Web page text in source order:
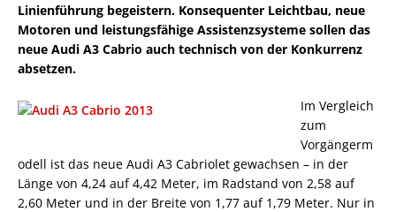
Linienführung begeistern. Konsequenter Leichtbau, neue
Motoren und leistungsfähige Assistenzsysteme sollen das
neue Audi A3 Cabrio auch technisch von der Konkurrenz
absetzen.
Im Vergleich
zum
Vorgängerm
odell ist das neue Audi A3 Cabriolet gewachsen – in der
Länge von 4,24 auf 4,42 Meter, im Radstand von 2,58 auf
2,60 Meter und in der Breite von 1,77 auf 1,79 Meter. Nur in